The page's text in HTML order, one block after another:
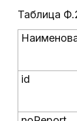
Таблица
id